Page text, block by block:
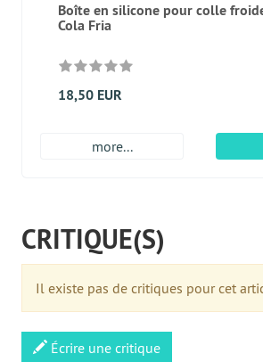
Boîte en silicone pour colle
Cola Fria
18,50 EUR
more...
CRITIQUE(S)
Il existe pas de critiques pour cet
Écrire une critique